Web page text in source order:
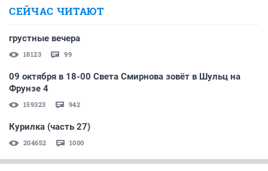
СЕЙЧАС ЧИТАЮТ
грустные вечера
18123 99
09 октября в 18-00 Света Смирнова зовёт в Шульц на
Фрунзе 4
159323 942
Курилка (часть 27)
204652 1000